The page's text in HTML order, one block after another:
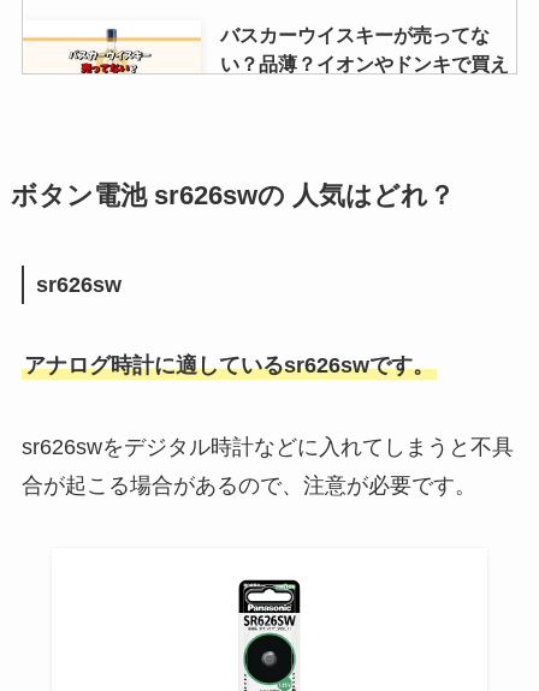
バスカーウイスキーが売ってな
い？品薄？イオンやドンキで買え
資生堂ビューラーのゴムはどこに
売ってる？販売店や替えゴム
金は？ホームセンターやガソリン
afuri柚子塩ラーメンはどこで売っ
シベリアというお菓子はどこで買
える？ローソンやヤマザキで売っ
ボタン電池 sr626swの 人気はどれ？
sr626sw
アナログ時計に適しているsr626swです。
sr626swをデジタル時計などに入れてしまうと不具
合が起こる場合があるので、注意が必要です。